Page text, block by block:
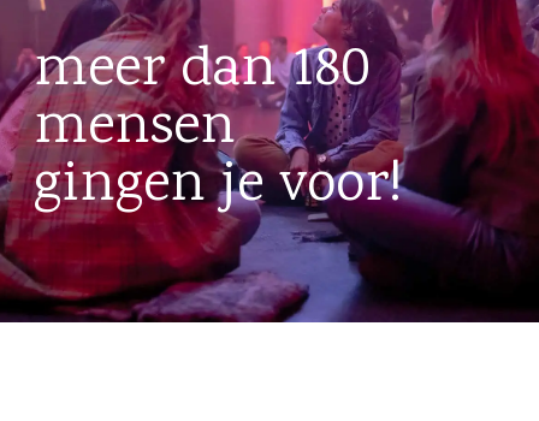
meer dan 180
mensen
gingen je voor!